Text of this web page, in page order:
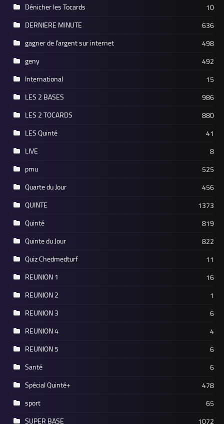
Dénicher les Tocards
10
DERNIERE MINUTE
636
gagner de l'argent sur internet
498
geny
492
International
15
LES 2 BASES
986
LES 2 TOCARDS
880
LES Quinté
41
LIVE
8
pmu
525
Quarte du Jour
456
QUINTE
1373
Quinté
819
Quinte du Jour
822
Quiz Chedmedturf
11
REUNION 1
16
REUNION 2
1
REUNION 3
6
REUNION 4
4
REUNION 5
6
Santé
6
Spécial Quinté+
478
sport
65
SUPER BASE